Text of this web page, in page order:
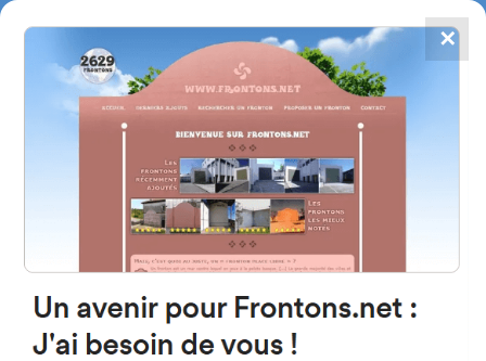
FRONTONS.NET
RECHERCHER UN FRONTON
PROPOSER UN FRONTON
4867
frontons
40300 Orthevielle, France
✕